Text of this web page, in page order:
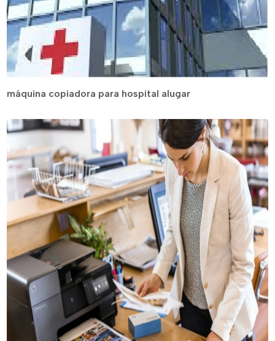
máquina copiadora para hospital alugar